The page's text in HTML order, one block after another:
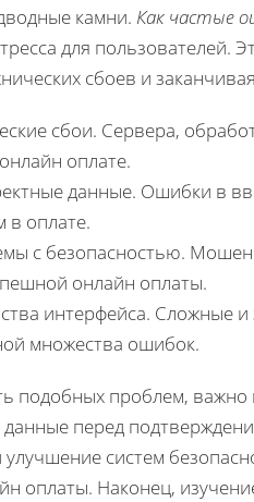
камни. Как частые
для
сбоев и
сбои. Сервера,
оплате.
данные. Ошибки в
в оплате.
с безопасностью.
онлайн оплаты.
интерфейса. Сложные
множества ошибок.
подобных проблем, важно
перед
систем
оплаты. Наконец,